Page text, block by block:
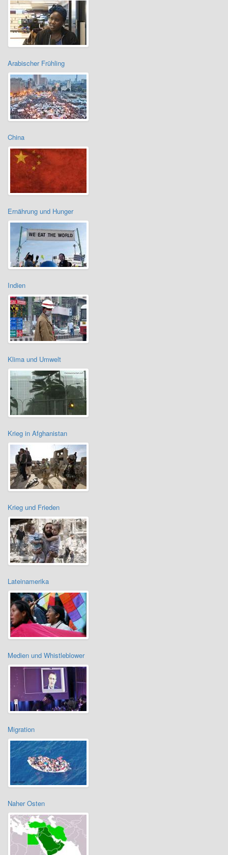
Arabischer Frühling
China
Ernährung und Hunger
Indien
Klima und Umwelt
Krieg in Afghanistan
Krieg und Frieden
Lateinamerika
Medien und Whistleblower
Migration
Naher Osten